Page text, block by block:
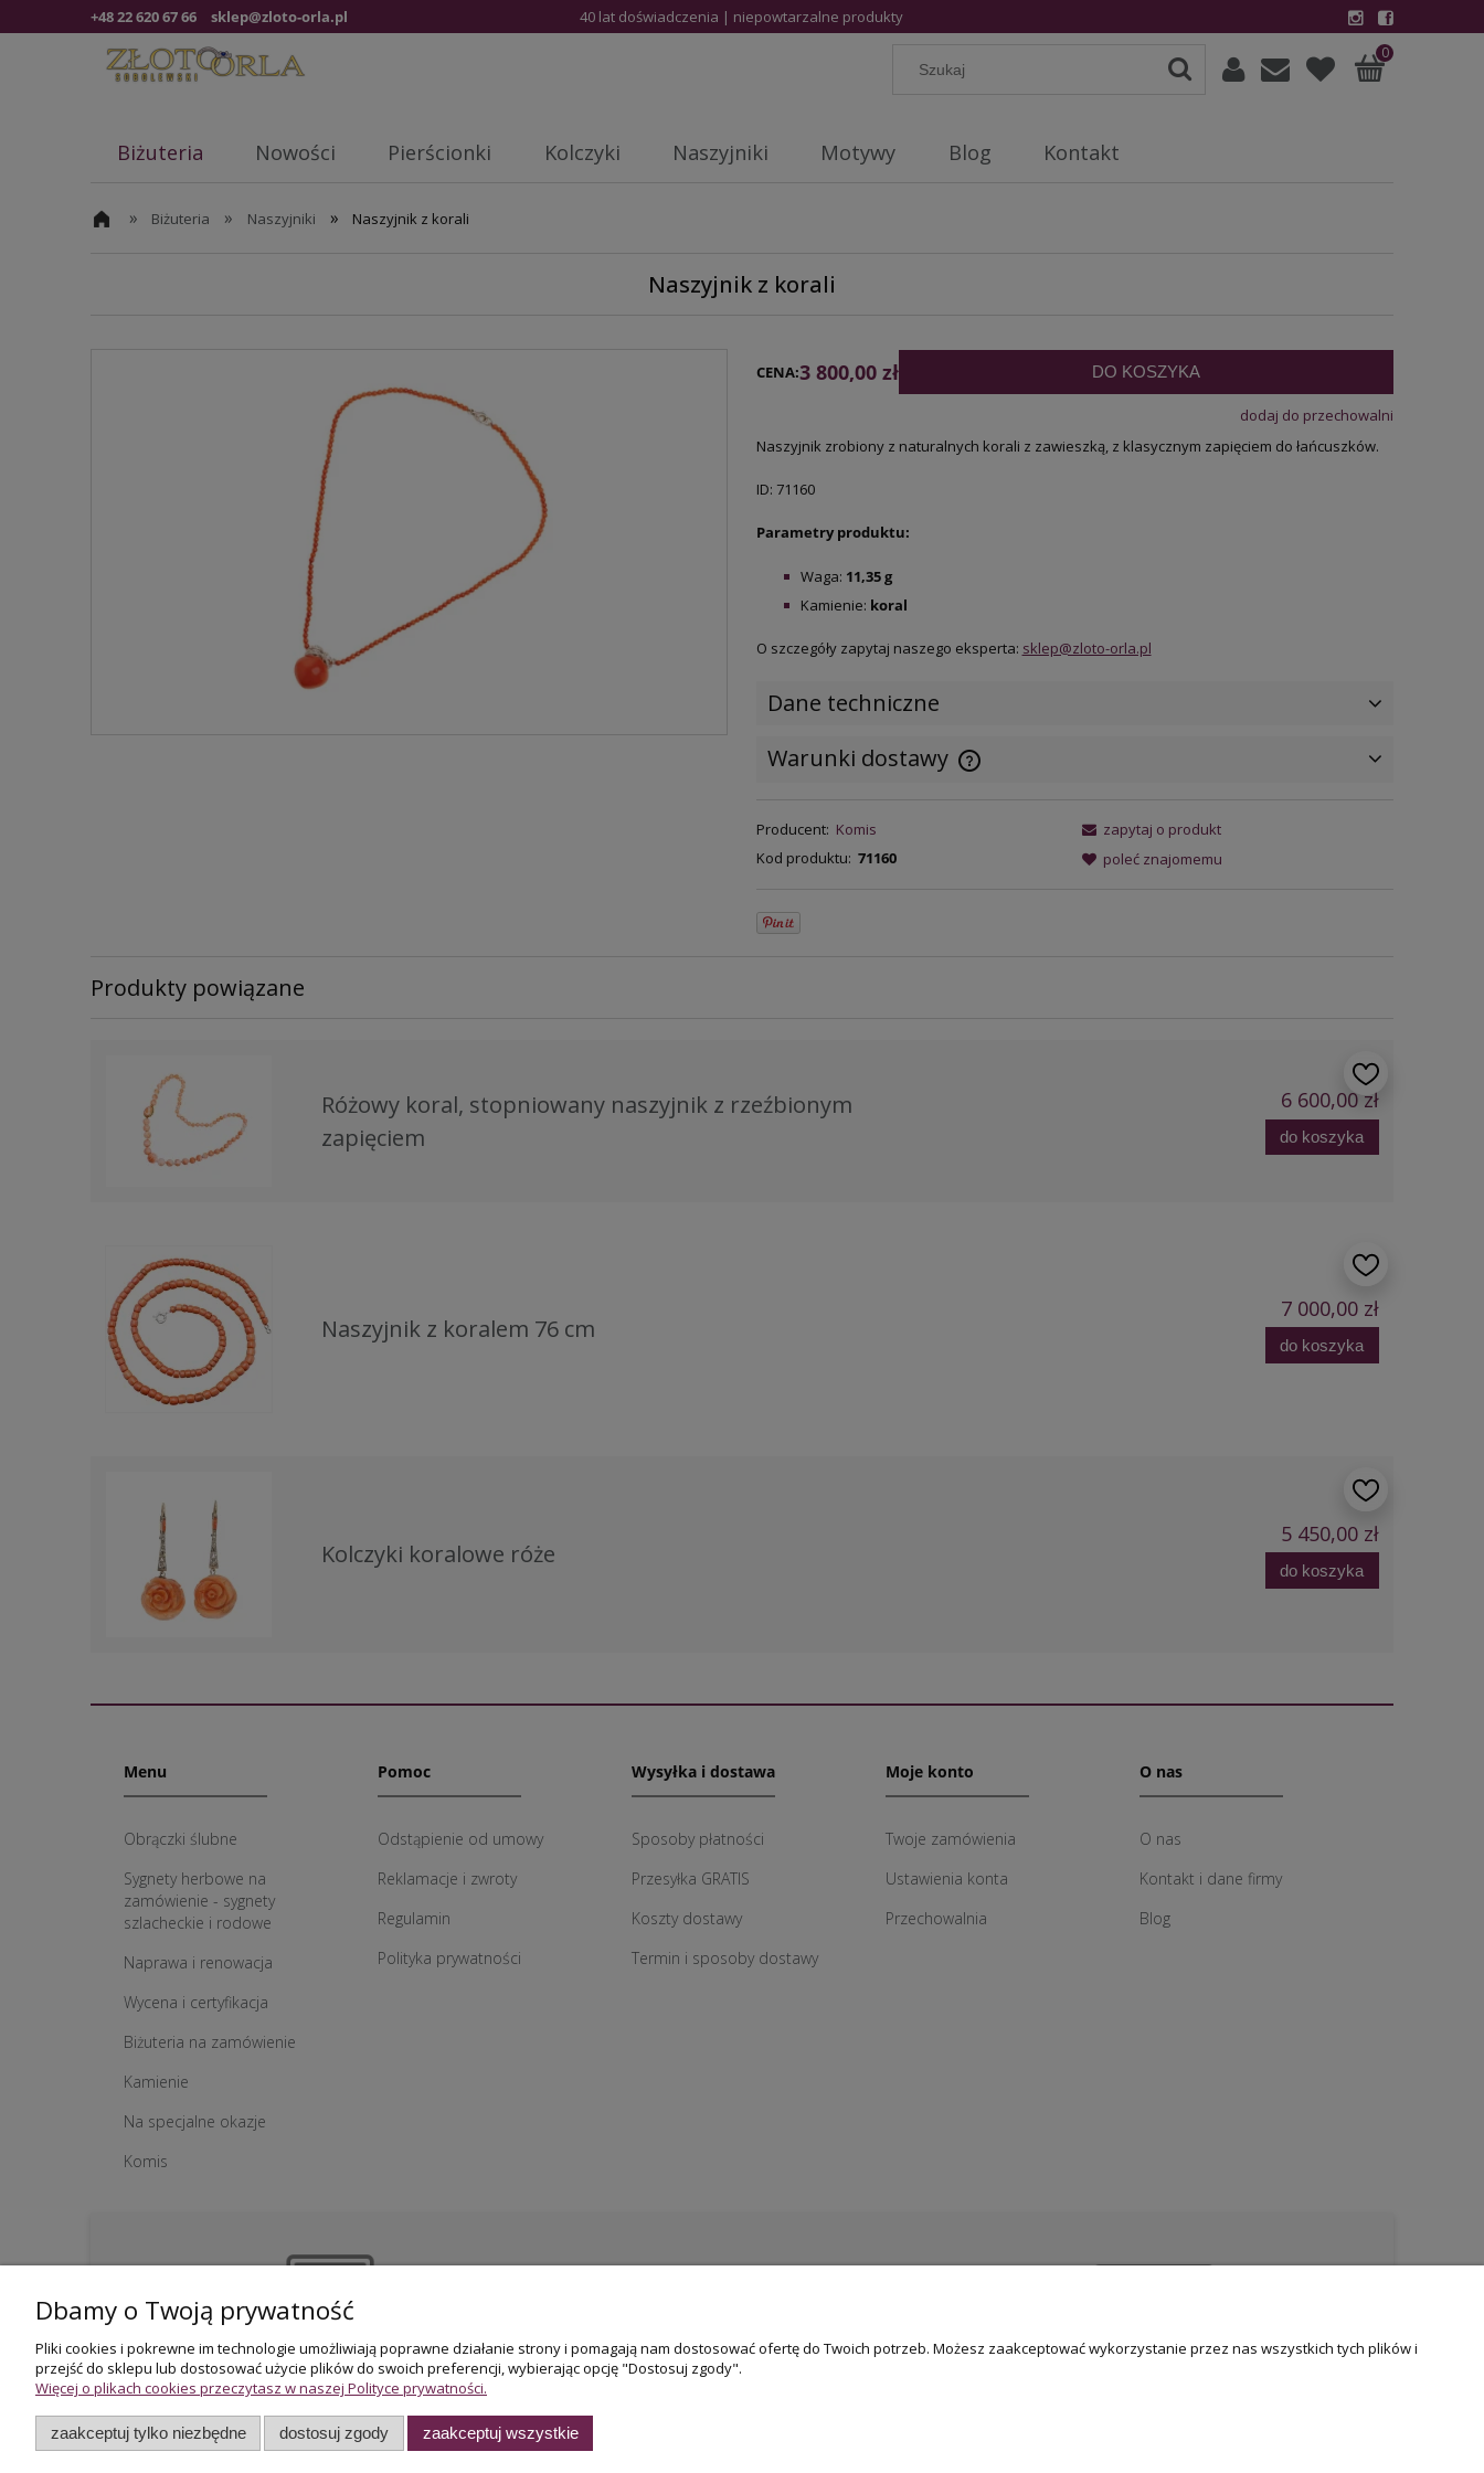
+48 22 620 67 66 sklep@zloto-orla.pl 40 lat doświadczenia | niepowtarzalne produkty
0
Biżuteria Nowości Pierścionki Kolczyki Naszyjniki Motywy Blog Kontakt
» Biżuteria » Naszyjniki » Naszyjnik z korali
Naszyjnik z korali
CENA:3 800,00 zł DO KOSZYKA
dodaj do przechowalni
Naszyjnik zrobiony z naturalnych korali z zawieszką, z klasycznym zapięciem do łańcuszków.
ID: 71160
Parametry produktu:
Waga: 11,35g
Kamienie: koral
O szczegóły zapytaj naszego eksperta: sklep@zloto-orla.pl
Dane techniczne
Warunki dostawy
kosztów płatności
Producent: Komis
Kod produktu: 71160
zapytaj o produkt
poleć znajomemu
Produkty powiązane
Różowy koral, stopniowany naszyjnik z rzeźbionym
zapięciem
6 600,00 zł
do koszyka
Naszyjnik z koralem 76 cm
7 000,00 zł
do koszyka
Kolczyki koralowe róże
5 450,00 zł
do koszyka
Menu
Obrączki ślubne
Sygnety herbowe na
zamówienie - sygnety
szlacheckie i rodowe
Naprawa i renowacja
Wycena i certyfikacja
Biżuteria na zamówienie
Kamienie
Na specjalne okazje
Komis
Pomoc
Odstąpienie od umowy
Reklamacje i zwroty
Regulamin
Polityka prywatności
Wysyłka i dostawa
Sposoby płatności
Przesyłka GRATIS
Koszty dostawy
Termin i sposoby dostawy
Moje konto
Twoje zamówienia
Ustawienia konta
Przechowalnia
O nas
O nas
Kontakt i dane firmy
Blog
Firma rodzinna
działamy od 1983 roku
Dbamy o Twoją prywatność
Pliki cookies i pokrewne im technologie umożliwiają poprawne działanie strony i pomagają nam dostosować ofertę do Twoich potrzeb. Możesz zaakceptować wykorzystanie przez nas wszystkich tych plików i
przejść do sklepu lub dostosować użycie plików do swoich preferencji, wybierając opcję "Dostosuj zgody".
Więcej o plikach cookies przeczytasz w naszej Polityce prywatności.
zaakceptuj tylko niezbędne dostosuj zgody zaakceptuj wszystkie